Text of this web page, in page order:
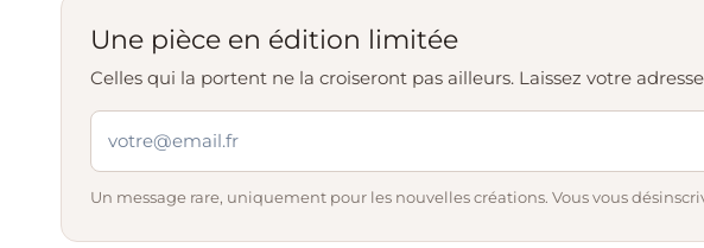
Une pièce en édition limitée
Celles qui la portent ne la croiseront pas ailleurs. Laissez votre
Un message rare, uniquement pour les nouvelles créations. Vous vous